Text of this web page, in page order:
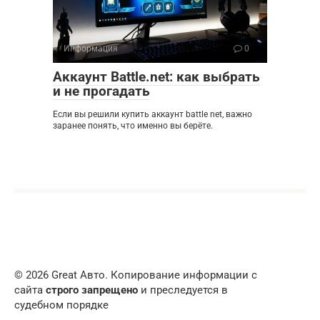
Информация 0
Аккаунт Battle.net: как выбрать
и не прогадать
Если вы решили купить аккаунт battle net, важно
заранее понять, что именно вы берёте.
© 2026 Great Авто. Копирование информации с
сайта строго запрещено и преследуется в
судебном порядке